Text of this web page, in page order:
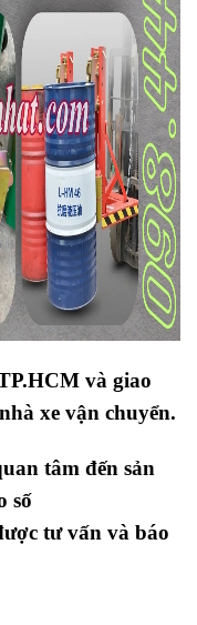
và giao
xe vận chuyển.
tâm đến sản
số
tư vấn và báo